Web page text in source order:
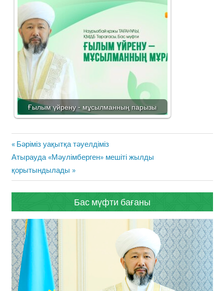
Ғылым үйрену - мұсылманның парызы
Жазба
навигациясы
Previous
Post:
Бәріміз уақытқа тәуелдіміз
Next
Post:
Атырауда «Мәулімберген» мешіті жылды
қорытындылады
Бас мүфти бағаны